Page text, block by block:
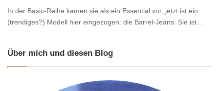
In der Basic-Reihe kamen sie als ein Essential vor, jetzt ist ein
(trendiges?) Modell hier eingezogen: die Barrel-Jeans. Sie ist…
Über mich und diesen Blog